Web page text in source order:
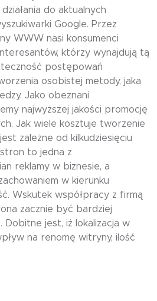
do aktualnych
Google. Przez
WWW nasi konsumenci
którzy wynajdują tą
postępowań
osobistej metody, jaka
Jako obeznani
najwyższej jakości promocję
Jak wiele kosztuje tworzenie
zależne od kilkudziesięciu
to jedna z
reklamy w biznesie, a
w kierunku
Wskutek współpracy z firmą
zacznie być bardziej
Dobitne jest, iż lokalizacja w
na renomę witryny, ilość